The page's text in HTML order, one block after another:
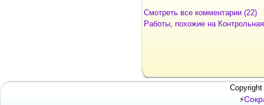
Смотреть все комментарии (22)
Работы, похожие на
⚡